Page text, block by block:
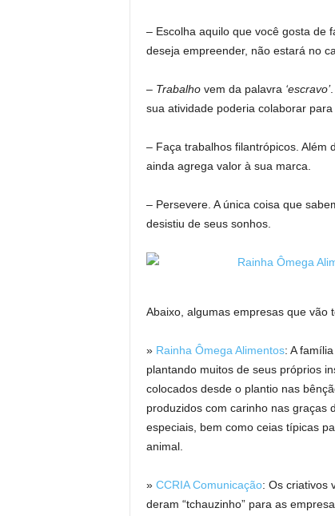
– Escolha aquilo que você gosta de
deseja empreender, não estará no
– Trabalhovem da palavra ‘escravo’.
sua atividade poderia colaborar
– Faça trabalhos filantrópicos. Além
ainda agrega valor à sua marca.
– Persevere. A única coisa que
desistiu de seus sonhos.
Abaixo, algumas empresas que vão
» Rainha Ômega Alimentos: A
plantando muitos de seus próprios
colocados desde o plantio nas
produzidos com carinho nas graças
especiais, bem como ceias típicas
animal.
» CCRIA Comunicação: Os criativos
deram “tchauzinho” para as